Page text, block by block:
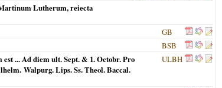
Lutherum, reiecta
GB
BSB
... Ad diem ult. Sept. & 1. Octobr. Pro
Walpurg. Lips. Ss. Theol. Baccal.
ULBH